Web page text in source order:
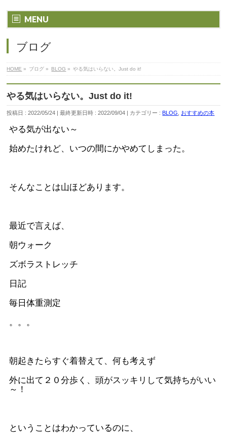
MENU
ブログ
HOME » ブログ » BLOG » やる気はいらない。Just do it!
やる気はいらない。Just do it!
投稿日 : 2022/05/24 最終更新日時 : 2022/09/04 カテゴリー :BLOG おすすめの本
やる気が出ない～
始めたけれど、いつの間にかやめてしまった。
そんなことは山ほどあります。
最近で言えば、
朝ウォーク
ズボラストレッチ
日記
毎日体重測定
。。。
朝起きたらすぐ着替えて、何も考えず
外に出て２０分歩く、頭がスッキリして気持ちがいい
～！
ということはわかっているのに、